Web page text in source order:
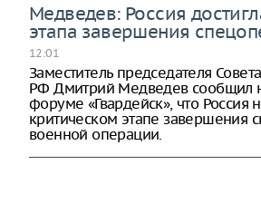
Медведев: Россия
этапа завершения
12:01
Заместитель председателя
РФ Дмитрий Медведев сообщил
форуме «Гвардейск», что Россия
критическом этапе завершения
военной операции.